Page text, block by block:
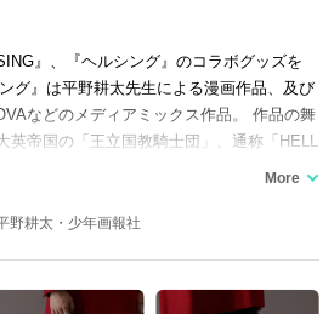
』、『ヘルシング』のコラボグッズを
グ』は平野耕太先生による漫画作品、及び
などのメディアミックス作品。 作品の舞
英帝国の「王立国教騎士団」、通称「HELL
事件と対峙していた。 「ヘルシング機
ーカード」、新たに吸血鬼となった婦警
セラス、ウォルター、アンデルセン、少
野耕太・少年画報社